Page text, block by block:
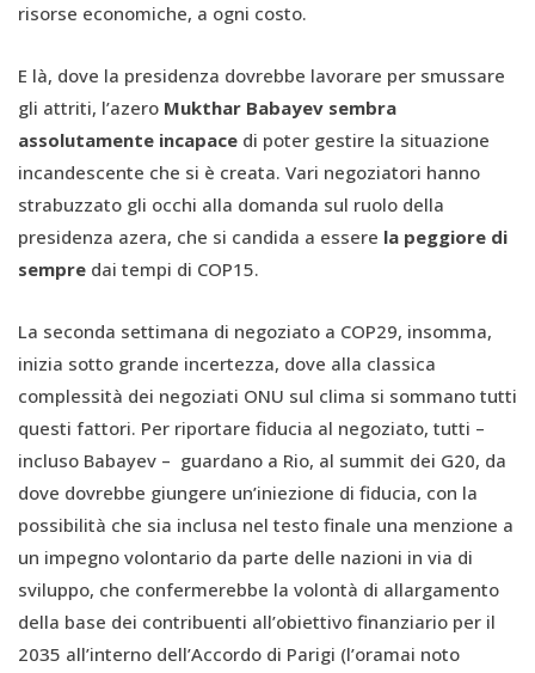
risorse economiche, a ogni costo.
E là, dove la presidenza dovrebbe lavorare per smussare
gli attriti, l’azero Mukthar Babayev sembra
assolutamente incapace di poter gestire la situazione
incandescente che si è creata. Vari negoziatori hanno
strabuzzato gli occhi alla domanda sul ruolo della
presidenza azera, che si candida a essere la peggiore di
sempre dai tempi di COP15.
La seconda settimana di negoziato a COP29, insomma,
inizia sotto grande incertezza, dove alla classica
complessità dei negoziati ONU sul clima si sommano tutti
questi fattori. Per riportare fiducia al negoziato, tutti –
incluso Babayev – guardano a Rio, al summit dei G20, da
dove dovrebbe giungere un’iniezione di fiducia, con la
possibilità che sia inclusa nel testo finale una menzione a
un impegno volontario da parte delle nazioni in via di
sviluppo, che confermerebbe la volontà di allargamento
della base dei contribuenti all’obiettivo finanziario per il
2035 all’interno dell’Accordo di Parigi (l’oramai noto